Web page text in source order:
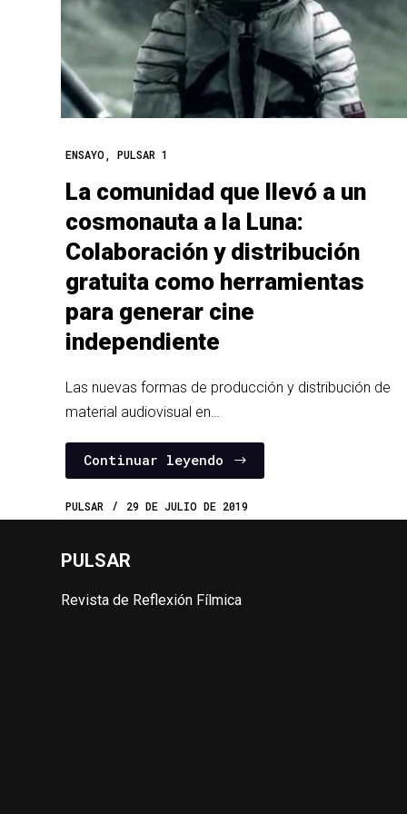
ENSAYO ,PULSAR 1
La comunidad que llevó a un
cosmonauta a la Luna:
Colaboración y distribución
gratuita como herramientas
para generar cine
independiente
Las nuevas formas de producción y distribución de
material audiovisual en…
Continuar leyendo
PULSAR 29 DE JULIO DE 2019
PULSAR
Revista de Reflexión Fílmica